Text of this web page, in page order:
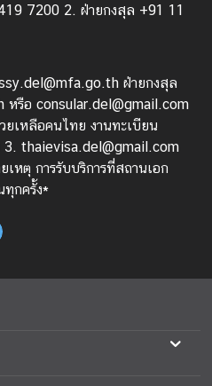
7200 2. ฝ่ายกงสุล +91 11
ฝ่ายกงสุล
รือ consular.del@gmail.com
ยเหลือคนไทย งานทะเบียน
3. thaievisa.del@gmail.com
หตุ การรับบริการที่สถานเอก
ทุกครั้ง*